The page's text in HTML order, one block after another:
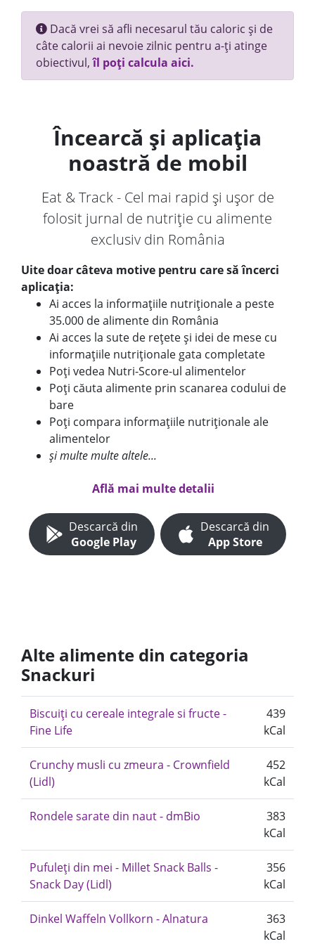
Dacă vrei să afli necesarul tău caloric și de
câte calorii ai nevoie zilnic pentru a-ți atinge
obiectivul,îl poți calcula aici.
Încearcă și aplicația
noastră de mobil
Eat & Track - Cel mai rapid și ușor de
folosit jurnal de nutriție cu alimente
exclusiv din România
Uite doar câteva motive pentru care să încerci
aplicația:
Ai acces la informațiile nutriționale a peste
35.000 de alimente din România
Ai acces la sute de rețete și idei de mese cu
informațiile nutriționale gata completate
Poți vedea Nutri-Score-ul alimentelor
Poți căuta alimente prin scanarea codului de
bare
Poți compara informațiile nutriționale ale
alimentelor
și multe multe altele...
Află mai multe detalii
Descarcă din
Google Play
Descarcă din
App Store
Alte alimente din categoria
Snackuri
Biscuiți cu cereale integrale si fructe -
Fine Life
439
kCal
Crunchy musli cu zmeura - Crownfield
(Lidl)
452
kCal
Rondele sarate din naut - dmBio
383
kCal
Pufuleți din mei - Millet Snack Balls -
Snack Day (Lidl)
356
kCal
Dinkel Waffeln Vollkorn - Alnatura
363
kCal